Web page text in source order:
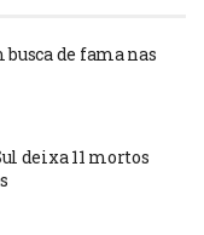
busca de fama nas
deixa 11 mortos